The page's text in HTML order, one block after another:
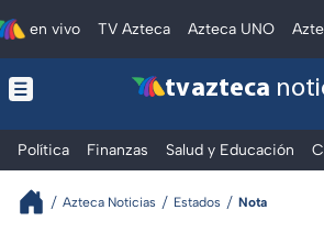
en vivo TV Azteca Azteca UNO
tv azteca
Política Finanzas Salud y Educación
Azteca Noticias Estados Nota